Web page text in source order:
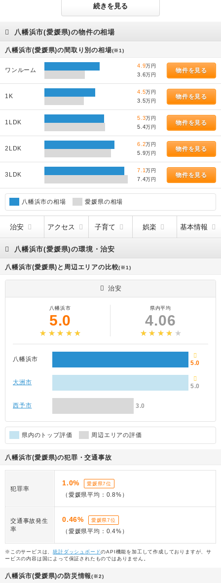
続きを見る
八幡浜市(愛媛県)の物件の相場
八幡浜市(愛媛県)の間取り別の相場(※1)
ワンルーム
4.9万円
3.6万円
物件を見る
1K
4.5万円
3.5万円
物件を見る
1LDK
5.3万円
5.4万円
物件を見る
2LDK
6.2万円
5.9万円
物件を見る
3LDK
7.1万円
7.4万円
物件を見る
八幡浜市の相場 愛媛県の相場
治安 アクセス 子育て 娯楽 基本情報
八幡浜市(愛媛県)の環境・治安
八幡浜市(愛媛県)と周辺エリアの比較(※1)
治安
八幡浜市
5.0
県内平均
4.06
八幡浜市
5.0
大洲市
5.0
西予市 3.0
県内のトップ評価 周辺エリアの評価
八幡浜市(愛媛県)の犯罪・交通事故
犯罪率
1.0% 愛媛県7位
（愛媛県平均：0.8%）
交通事故発生
率
0.46% 愛媛県7位
（愛媛県平均：0.4%）
※このサービスは、統計ダッシュボードのAPI機能を加工して作成しておりますが、サ
ービスの内容は国によって保証されたものではありません。
八幡浜市(愛媛県)の防災情報(※2)